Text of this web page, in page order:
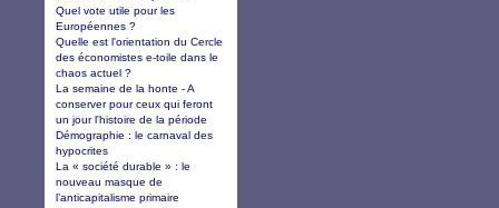
Quel vote utile pour les
Européennes ?
Quelle est l'orientation du Cercle
des économistes e-toile dans le
chaos actuel ?
La semaine de la honte - A
conserver pour ceux qui feront
un jour l'histoire de la période
Démographie : le carnaval des
hypocrites
La « société durable » : le
nouveau masque de
l’anticapitalisme primaire